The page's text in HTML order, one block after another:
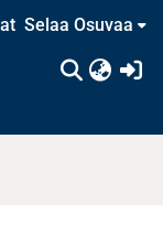
Selaa Osuvaa